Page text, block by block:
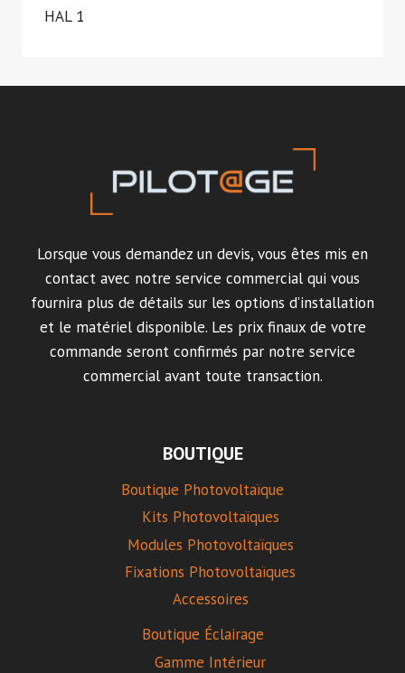
HAL 1
Lorsque vous demandez un devis, vous êtes mis en
contact avec notre service commercial qui vous
fournira plus de détails sur les options d’installation
et le matériel disponible. Les prix finaux de votre
commande seront confirmés par notre service
commercial avant toute transaction.
BOUTIQUE
Boutique Photovoltaïque
Kits Photovoltaïques
Modules Photovoltaïques
Fixations Photovoltaïques
Accessoires
Boutique Éclairage
Gamme Intérieur